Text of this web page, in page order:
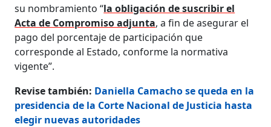
su nombramiento “la obligación de suscribir el
Acta de Compromiso adjunta, a fin de asegurar el
pago del porcentaje de participación que
corresponde al Estado, conforme la normativa
vigente”.
Revise también: Daniella Camacho se queda en la
presidencia de la Corte Nacional de Justicia hasta
elegir nuevas autoridades